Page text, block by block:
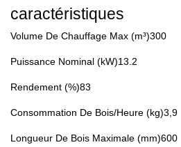
caractéristiques
Volume De Chauffage Max (m³)300
Puissance Nominal (kW)13.2
Rendement (%)83
Consommation De Bois/Heure (kg)3,9
Longueur De Bois Maximale (mm)600